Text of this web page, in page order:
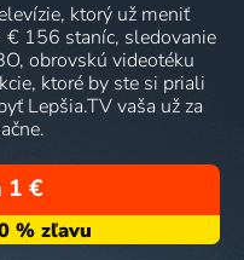
ktorý už meniť
€ 156 staníc, sledovanie
obrovskú videotéku
ktoré by ste si priali
Lepšia.TV vaša už za
1 €